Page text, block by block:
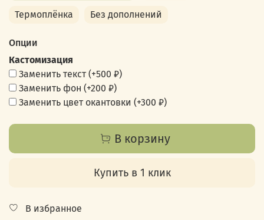
Термоплёнка Без дополнений
Опции
Кастомизация
Заменить текст(+500 ₽)
Заменить фон (+200 ₽)
Заменить цвет окантовки (+300 ₽)
В корзину
Купить в 1 клик
В избранное